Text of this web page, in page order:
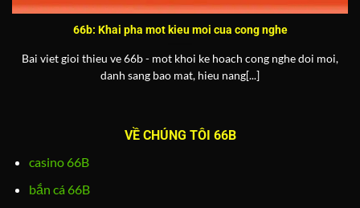
66b: Khai pha mot kieu moi cua cong nghe
Bai viet gioi thieu ve 66b - mot khoi ke hoach cong nghe doi moi,
danh sang bao mat, hieu nang[...]
VỀ CHÚNG TÔI 66B
casino 66B
bắn cá 66B